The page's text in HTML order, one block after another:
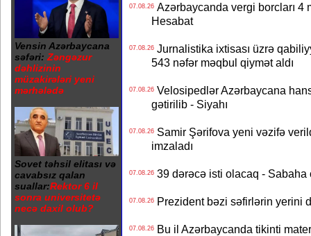
Vensin Azərbaycana
səfəri: Zəngəzur
dəhlizinin
müzakirələri yeni
mərhələdə
Sovet təhsil elitası və
cavabsız qalan
suallar:Rektor 6 il
sonra universitetə
necə daxil olub?
07.08.26Azərbaycanda vergi borcları 4
Hesabat
07.08.26Jurnalistika ixtisası üzrə
543 nəfər məqbul qiymət aldı
07.08.26Velosipedlər Azərbaycana
gətirilib - Siyahı
07.08.26Samir Şərifova yeni vəzifə
imzaladı
07.08.2639 dərəcə isti olacaq - Sabaha
07.08.26Prezident bəzi səfirlərin yerini
07.08.26Bu il Azərbaycanda tikinti